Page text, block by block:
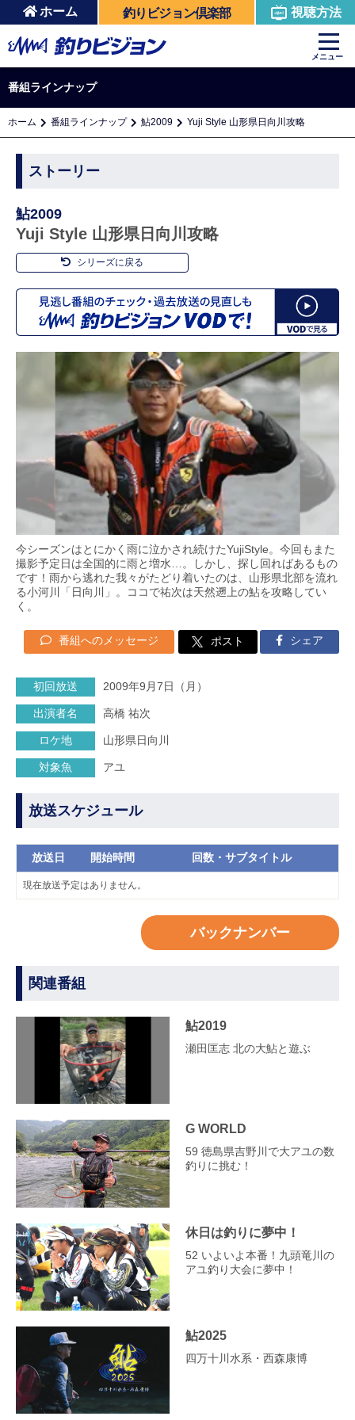
ホーム 釣りビジョン倶楽部 視聴方法
メニュー
番組ラインナップ
ホーム 番組ラインナップ 鮎2009 Yuji Style 山形県日向川攻略
ストーリー
鮎2009
Yuji Style 山形県日向川攻略
シリーズに戻る
今シーズンはとにかく雨に泣かされ続けたYujiStyle。今回もまた
撮影予定日は全国的に雨と増水…。しかし、探し回ればあるもの
です！雨から逃れた我々がたどり着いたのは、山形県北部を流れ
る小河川「日向川」。ココで祐次は天然遡上の鮎を攻略してい
く。
番組へのメッセージ ポスト シェア
初回放送 2009年9月7日（月）
出演者名 高橋 祐次
ロケ地 山形県日向川
対象魚 アユ
放送スケジュール
放送日 開始時間 回数・サブタイトル
現在放送予定はありません。
バックナンバー
関連番組
鮎2019
瀬田匡志 北の大鮎と遊ぶ
G WORLD
59 徳島県吉野川で大アユの数
釣りに挑む！
休日は釣りに夢中！
52 いよいよ本番！九頭竜川の
アユ釣り大会に夢中！
鮎2025
四万十川水系・西森康博